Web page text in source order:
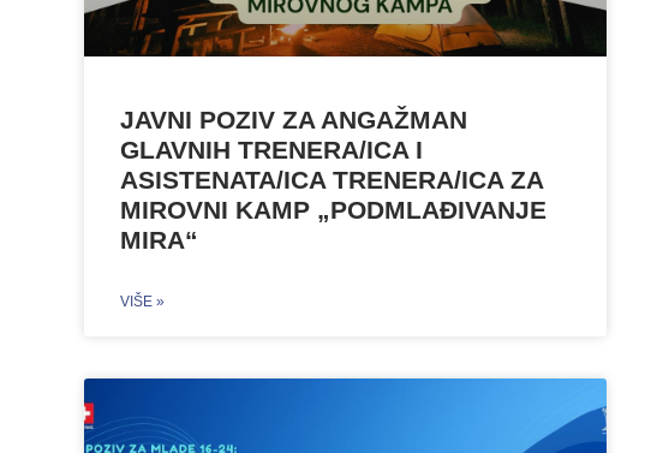
JAVNI POZIV ZA ANGAŽMAN
GLAVNIH TRENERA/ICA I
ASISTENATA/ICA TRENERA/ICA ZA
MIROVNI KAMP „PODMLAĐIVANJE
MIRA“
VIŠE »